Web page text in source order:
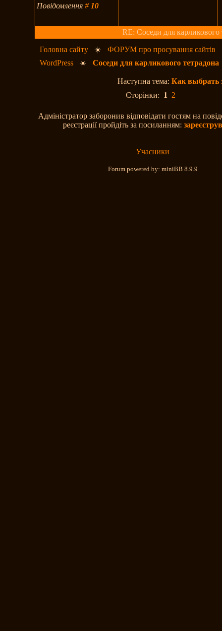
Повідомлення# 10
RE: Соседи для карликового
Головна сайту ☀️ФОРУМ про просування сайтів
WordPress
☀️Соседи для карликового тетрадона
Наступна тема:Как выбрать
Сторінки: 1 2
Адміністратор заборонив відповідати гостям на
реєстрації пройдіть за посиланням:
Учасники
Forum powered by: miniBB 8.9.9